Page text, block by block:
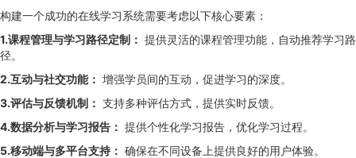
构建一个成功的在线学习系统需要考虑以下核心要素：
1.课程管理与学习路径定制： 提供灵活的课程管理功能，自动推荐学习路
径。
2.互动与社交功能： 增强学员间的互动，促进学习的深度。
3.评估与反馈机制： 支持多种评估方式，提供实时反馈。
4.数据分析与学习报告： 提供个性化学习报告，优化学习过程。
5.移动端与多平台支持： 确保在不同设备上提供良好的用户体验。